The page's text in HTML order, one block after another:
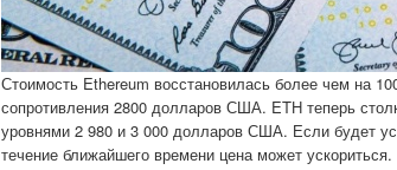
Стоимость Ethereum восстановилась более чем на
сопротивления 2800 долларов США. ETH теперь
уровнями 2 980 и 3 000 долларов США. Если будет
течение ближайшего времени цена может ускориться.